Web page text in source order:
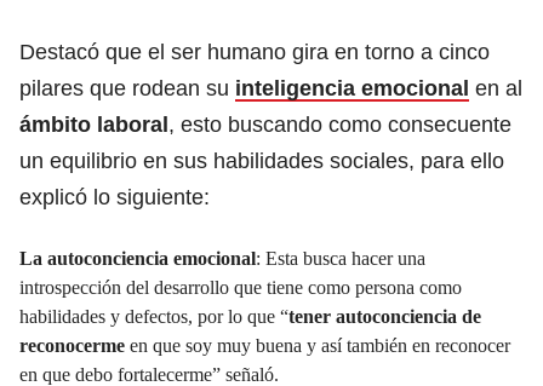
Destacó que el ser humano gira en torno a cinco
pilares que rodean su inteligencia emocional en al
ámbito laboral, esto buscando como consecuente
un equilibrio en sus habilidades sociales, para ello
explicó lo siguiente:
La autoconciencia emocional: Esta busca hacer una
introspección del desarrollo que tiene como persona como
habilidades y defectos, por lo que “tener autoconciencia de
reconocerme en que soy muy buena y así también en reconocer
en que debo fortalecerme” señaló.